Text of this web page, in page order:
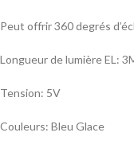
Peut offrir 360 degrés
Longueur de lumière EL:
Tension: 5V
Couleurs: Bleu Glace